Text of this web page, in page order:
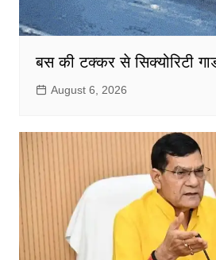
बस की टक्कर से सिक्योरिटी
August 6, 2026